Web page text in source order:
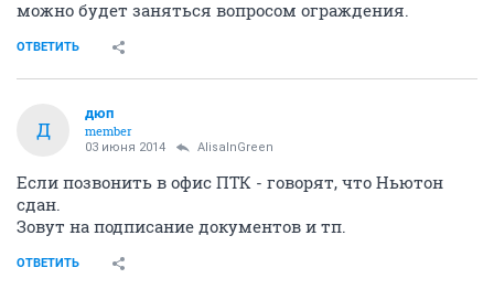
можно будет заняться вопросом ограждения.
ОТВЕТИТЬ
Д
дюп
member
03 июня 2014 AlisaInGreen
Если позвонить в офис ПТК - говорят, что Ньютон
сдан.
Зовут на подписание документов и тп.
ОТВЕТИТЬ